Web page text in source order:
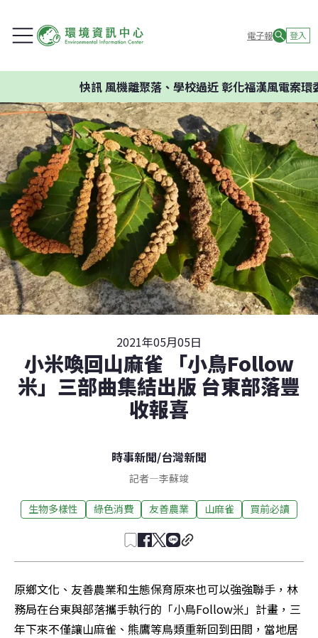
電子報 登入
風機離聚落、學校過近 彰化福漢風電案環委建議
2021年05月05日
小米喚回山麻雀 「小鳥Follow
米」三部曲集結出版 台東部落豐
收報喜
時事新聞/台灣新聞
記者—李蘇竣
生物多樣性 綠色消費 友善農業 山麻雀 買前必讀
原鄉文化、友善農業和生態保育原來也可以強強聯手，林
務局在台東與部落攜手執行的「小鳥Follow米」計畫，三
年下來不僅讓山麻雀、熊鷹等鳥類重新回到田間，當地居